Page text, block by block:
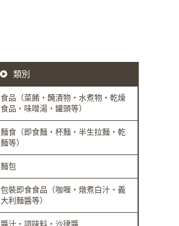
類別
食品（菜餚・醃漬物・水煮物・乾燥
食品・味噌湯・罐頭等）
麵食（即食麵・杯麵・半生拉麵・乾
麵等）
麵包
包裝即食食品（咖喱・燉煮白汁・義
大利麵醬等）
醬汁・調味料・沙律醬